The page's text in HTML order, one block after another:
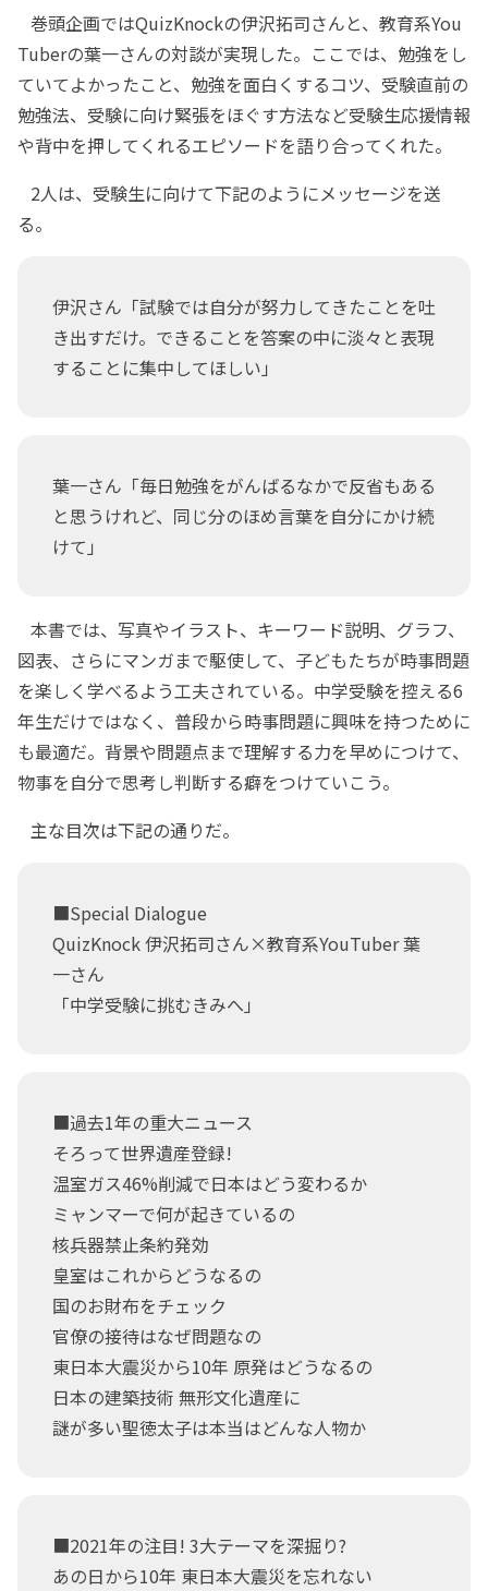
巻頭企画ではQuizKnockの伊沢拓司さんと、教育系You
Tuberの葉一さんの対談が実現した。ここでは、勉強をし
ていてよかったこと、勉強を面白くするコツ、受験直前の
勉強法、受験に向け緊張をほぐす方法など受験生応援情報
や背中を押してくれるエピソードを語り合ってくれた。
2人は、受験生に向けて下記のようにメッセージを送
る。
伊沢さん「試験では自分が努力してきたことを吐
き出すだけ。できることを答案の中に淡々と表現
することに集中してほしい」
葉一さん「毎日勉強をがんばるなかで反省もある
と思うけれど、同じ分のほめ言葉を自分にかけ続
けて」
本書では、写真やイラスト、キーワード説明、グラフ、
図表、さらにマンガまで駆使して、子どもたちが時事問題
を楽しく学べるよう工夫されている。中学受験を控える6
年生だけではなく、普段から時事問題に興味を持つために
も最適だ。背景や問題点まで理解する力を早めにつけて、
物事を自分で思考し判断する癖をつけていこう。
主な目次は下記の通りだ。
■Special Dialogue
QuizKnock 伊沢拓司さん×教育系YouTuber 葉
一さん
「中学受験に挑むきみへ」
■過去1年の重大ニュース
そろって世界遺産登録!
温室ガス46%削減で日本はどう変わるか
ミャンマーで何が起きているの
核兵器禁止条約発効
皇室はこれからどうなるの
国のお財布をチェック
官僚の接待はなぜ問題なの
東日本大震災から10年 原発はどうなるの
日本の建築技術 無形文化遺産に
謎が多い聖徳太子は本当はどんな人物か
■2021年の注目! 3大テーマを深掘り?
あの日から10年 東日本大震災を忘れない